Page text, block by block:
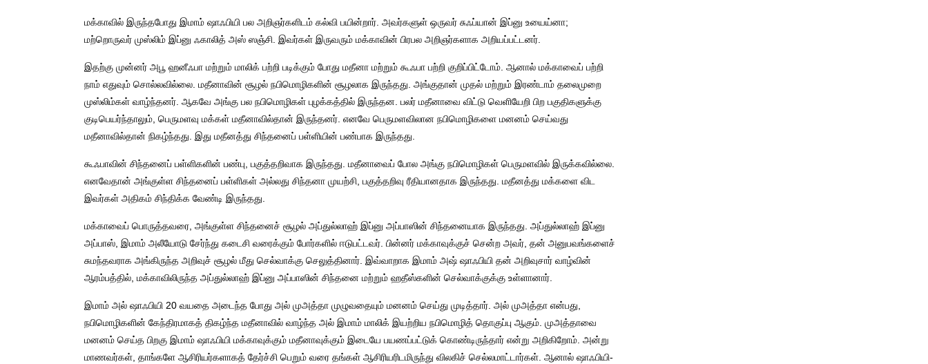
மக்காவில் இருந்தபோது இமாம் ஷாஃபியி பல அறிஞர்களிடம் கல்வி பயின்றார். அவர்களுள் ஒருவர் சுஃப்யான் இப்னு உயைய்னா;
மற்றொருவர் முஸ்லிம் இப்னு ஃகாலித் அஸ் ஸஞ்சி. இவர்கள் இருவரும் மக்காவின் பிரபல அறிஞர்களாக அறியப்பட்டனர்.
இதற்கு முன்னர் அபூ ஹனீஃபா மற்றும் மாலிக் பற்றி படிக்கும் போது மதீனா மற்றும் கூஃபா பற்றி குறிப்பிட்டோம். ஆனால் மக்காவைப் பற்றி
நாம் எதுவும் சொல்லவில்லை. மதீனாவின் சூழல் நபிமொழிகளின் சூழலாக இருந்தது. அங்குதான் முதல் மற்றும் இரண்டாம் தலைமுறை
முஸ்லிம்கள் வாழ்ந்தனர். ஆகவே அங்கு பல நபிமொழிகள் புழக்கத்தில் இருந்தன. பலர் மதீனாவை விட்டு வெளியேறி பிற பகுதிகளுக்கு
குடிபெயர்ந்தாலும், பெருமளவு மக்கள் மதீனாவில்தான் இருந்தனர். எனவே பெருமளவிலான நபிமொழிகளை மனனம் செய்வது
மதீனாவில்தான் நிகழ்ந்தது. இது மதீனத்து சிந்தனைப் பள்ளியின் பண்பாக இருந்தது.
கூஃபாவின் சிந்தனைப் பள்ளிகளின் பண்பு, பகுத்தறிவாக இருந்தது. மதீனாவைப் போல அங்கு நபிமொழிகள் பெருமளவில் இருக்கவில்லை.
எனவேதான் அங்குள்ள சிந்தனைப் பள்ளிகள் அல்லது சிந்தனா முயற்சி, பகுத்தறிவு ரீதியானதாக இருந்தது. மதீனத்து மக்களை விட
இவர்கள் அதிகம் சிந்திக்க வேண்டி இருந்தது.
மக்காவைப் பொருத்தவரை, அங்குள்ள சிந்தனைச் சூழல் அப்துல்லாஹ் இப்னு அப்பாஸின் சிந்தனையாக இருந்தது. அப்துல்லாஹ் இப்னு
அப்பாஸ், இமாம் அலீயோடு சேர்ந்து கடைசி வரைக்கும் போர்களில் ஈடுபட்டவர். பின்னர் மக்காவுக்குச் சென்ற அவர், தன் அனுபவங்களைச்
சுமந்தவராக அங்கிருந்த அறிவுச் சூழல் மீது செல்வாக்கு செலுத்தினார். இவ்வாறாக இமாம் அஷ் ஷாஃபியி தன் அறிவுசார் வாழ்வின்
ஆரம்பத்தில், மக்காவிலிருந்த அப்துல்லாஹ் இப்னு அப்பாஸின் சிந்தனை மற்றும் ஹதீஸ்களின் செல்வாக்குக்கு உள்ளானார்.
இமாம் அல் ஷாஃபியி 20 வயதை அடைந்த போது அல் முஅத்தா முழுவதையும் மனனம் செய்து முடித்தார். அல் முஅத்தா என்பது,
நபிமொழிகளின் கேந்திரமாகத் திகழ்ந்த மதீனாவில் வாழ்ந்த அல் இமாம் மாலிக் இயற்றிய நபிமொழித் தொகுப்பு ஆகும். முஅத்தாவை
மனனம் செய்த பிறகு இமாம் ஷாஃபியி மக்காவுக்கும் மதீனாவுக்கும் இடையே பயணப்பட்டுக் கொண்டிருந்தார் என்று அறிகிறோம். அன்று
மாணவர்கள், தாங்களே ஆசிரியர்களாகத் தேர்ச்சி பெறும் வரை தங்கள் ஆசிரியரிடமிருந்து விலகிச் செல்லமாட்டார்கள். ஆனால் ஷாஃபியி-